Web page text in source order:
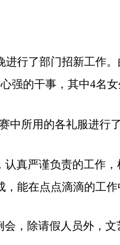
进行了部门招新工作
强的干事，其中4名女
中所用的各礼服进行
真严谨负责的工作
能在点点滴滴的工作
，除请假人员外，